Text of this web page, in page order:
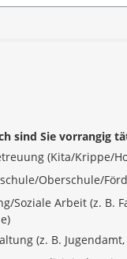
sind Sie vorrangig
(Kita/Krippe/
Oberschule/
Soziale Arbeit (z. B.
(z. B.